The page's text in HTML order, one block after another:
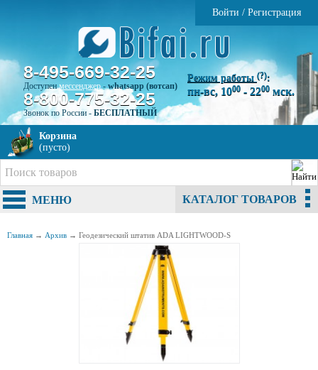
Войти / Регистрация
8-495-669-32-25
Доступенмессенджер-whatsapp (вотсап)
8-800-775-32-25
Звонок по России - БЕСПЛАТНЫЙ
Режим работы (?):
пн-вс, 1000 - 2200 мск.
Корзина
(пусто)
МЕНЮ КАТАЛОГ ТОВАРОВ
Главная → Архив → Геодезический штатив ADA LIGHTWOOD-S